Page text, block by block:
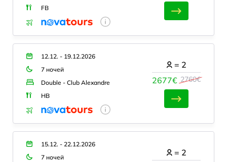
FB
12.12. - 19.12.2026
7 ночей
Double - Club Alexandre
HB
2677€ 2760€
= 2
15.12. - 22.12.2026
7 ночей
= 2